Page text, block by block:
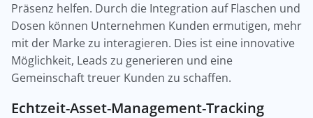
Präsenz helfen. Durch die Integration auf Flaschen und
Dosen können Unternehmen Kunden ermutigen, mehr
mit der Marke zu interagieren. Dies ist eine innovative
Möglichkeit, Leads zu generieren und eine
Gemeinschaft treuer Kunden zu schaffen.
Echtzeit-Asset-Management-Tracking